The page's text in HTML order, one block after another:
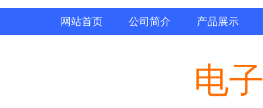
网站首页 公司简介 产品展示
电